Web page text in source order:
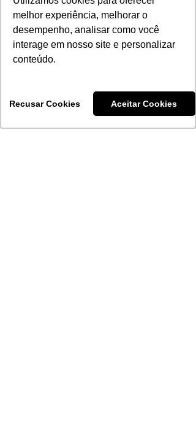
melhor experiência, melhorar o
desempenho, analisar como você
interage em nosso site e personalizar
conteúdo.
Recusar Cookies Aceitar Cookies
melhor experiência, melhorar o
desempenho, analisar como você
interage em nosso site e personalizar
conteúdo.
Recusar Cookies Aceitar Cookies
correto afirmar que:
a) Todas as crianças infectadas pelo
CMV apresentam sintomas visíveis ou
b) Apenas os recém-nascidos
sintomáticos têm risco de
desenvolver sequelas permanentes